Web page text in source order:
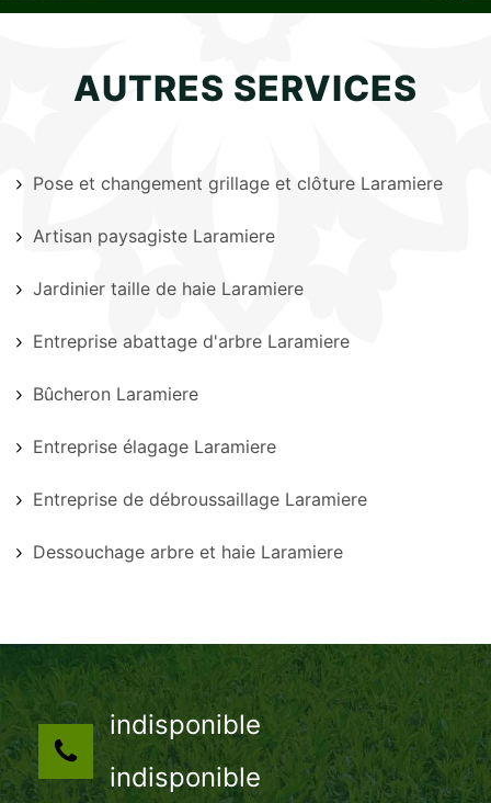
AUTRES SERVICES
Pose et changement grillage et clôture Laramiere
Artisan paysagiste Laramiere
Jardinier taille de haie Laramiere
Entreprise abattage d'arbre Laramiere
Bûcheron Laramiere
Entreprise élagage Laramiere
Entreprise de débroussaillage Laramiere
Dessouchage arbre et haie Laramiere
indisponible
indisponible